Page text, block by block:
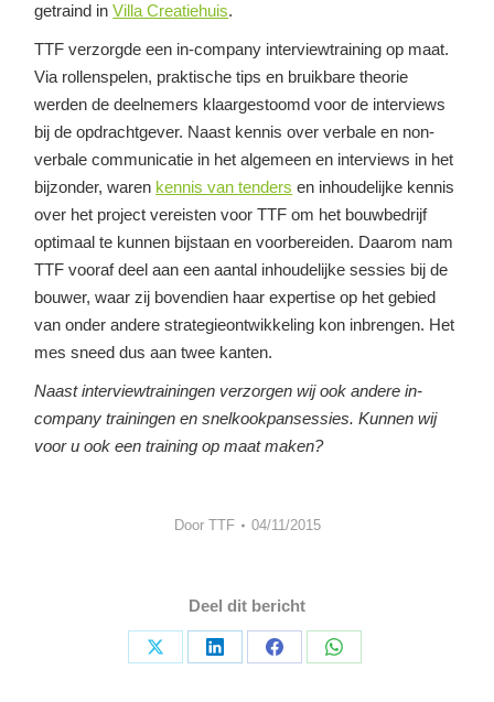
getraind inVilla Creatiehuis.
TTF verzorgde een in-company interviewtraining op maat.
Via rollenspelen, praktische tips en bruikbare theorie
werden de deelnemers klaargestoomd voor de interviews
bij de opdrachtgever. Naast kennis over verbale en non-
verbale communicatie in het algemeen en interviews in het
bijzonder, waren kennis van tenders en inhoudelijke kennis
over het project vereisten voor TTF om het bouwbedrijf
optimaal te kunnen bijstaan en voorbereiden. Daarom nam
TTF vooraf deel aan een aantal inhoudelijke sessies bij de
bouwer, waar zij bovendien haar expertise op het gebied
van onder andere strategieontwikkeling kon inbrengen. Het
mes sneed dus aan twee kanten.
Naast interviewtrainingen verzorgen wij ook andere in-
company trainingen en snelkookpansessies. Kunnen wij
voor u ook een training op maat maken?
Door TTF 04/11/2015
Deel dit bericht
Deel
Deel
Deel
Deel